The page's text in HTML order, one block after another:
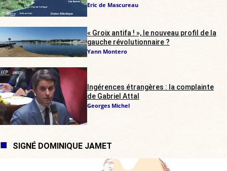
Eric de Mascureau
« Groix antifa ! », le nouveau profil de la
gauche révolutionnaire ?
Yann Montero
Ingérences étrangères : la complainte
de Gabriel Attal
Georges Michel
SIGNÉ DOMINIQUE JAMET